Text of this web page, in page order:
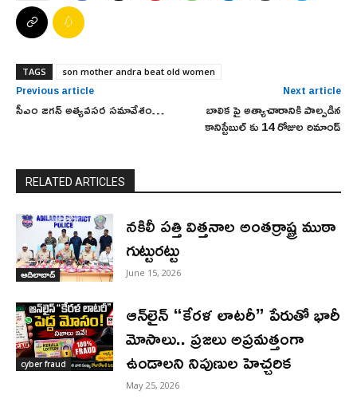
TAGS son mother andra beat old women
Previous article
సీఎం జగన్ అత్యవసర సమావేశం…
Next article
బాలిక పై అత్యాచారానికి పాల్పడిన
కానిస్టేబుల్ కు 14 రోజుల రిమాండ్
RELATED ARTICLES
ఆదిలాబాద్
నకిలీ పత్తి విత్తనాల అంతర్రాష్ట్ర ముఠా
గుట్టురట్టు
June 15, 2026
cyber fraud
ఆన్‌లైన్ “కేరళ లాటరీ” పేరుతో భారీ
మోసాలు.. ప్రజలు అప్రమత్తంగా
ఉండాలని నిపుణుల హెచ్చరిక
May 25, 2026